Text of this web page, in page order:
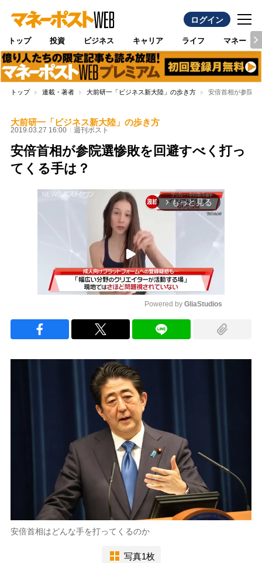
ログイン
トップ 投資 ビジネス キャリア ライフ マネー
トップ 連載・著者 大前研一「ビジネス新大陸」の歩き方 安倍首相が参院選
大前研一「ビジネス新大陸」の歩き方
2019.03.27 16:00 週刊ポスト
安倍首相が参院選惨敗を回避すべく打っ
てくる手は？
arrow_forward_ios もっと見る
Powered by GliaStudios
安倍首相はどんな手を打ってくるのか
写真1枚